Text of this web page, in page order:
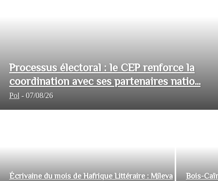
Processus électoral : le CEP renforce la
coordination avec ses partenaires natio...
Pol - 07/08/26
Écrivaine du mois de Hafrique Littéraire : Mileva
Bois-